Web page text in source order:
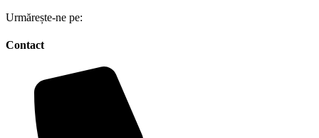
Urmărește-ne pe:
Contact